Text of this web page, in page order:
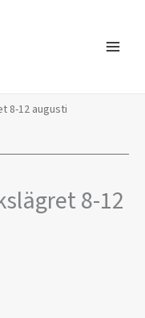
8-12 augusti
8-12